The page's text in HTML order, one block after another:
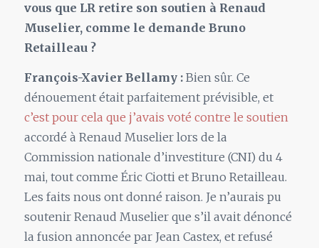
vous que LR retire son soutien à Renaud
Muselier, comme le demande Bruno
Retailleau ?
François-Xavier Bellamy :Bien sûr. Ce
dénouement était parfaitement prévisible, et
c’est pour cela que j’avais voté contre le soutien
accordé à Renaud Muselier lors de la
Commission nationale d’investiture (CNI) du 4
mai, tout comme Éric Ciotti et Bruno Retailleau.
Les faits nous ont donné raison. Je n’aurais pu
soutenir Renaud Muselier que s’il avait dénoncé
la fusion annoncée par Jean Castex, et refusé